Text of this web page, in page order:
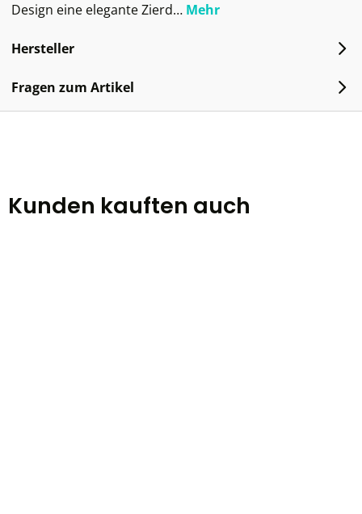
Design eine elegante Zierd… Mehr
Hersteller
Fragen zum Artikel
Kunden kauften auch